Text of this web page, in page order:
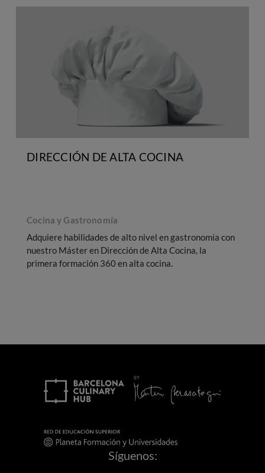
DIRECCIÓN DE ALTA COCINA
Cocina y Gastronomía
Adquiere habilidades de alto nivel en gastronomía con
nuestro Máster en Dirección de Alta Cocina, la
primera formación 360 en alta cocina.
Síguenos: